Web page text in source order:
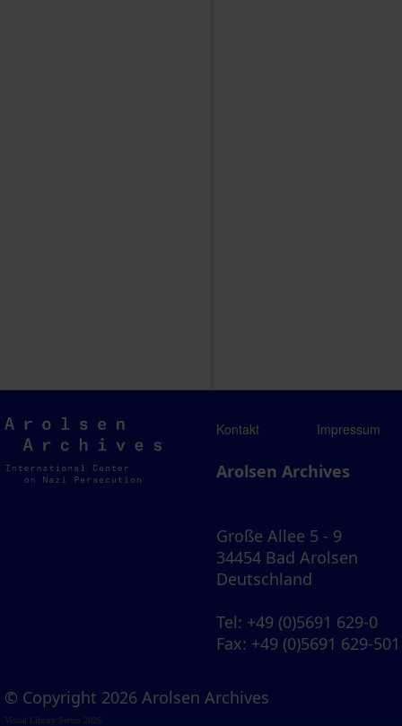
Arolsen
Archives
Kontakt Impressum
Arolsen Archives
Große Allee 5 - 9
34454 Bad Arolsen
Deutschland
Tel: +49 (0)5691 629-0
Fax: +49 (0)5691 629-501
© Copyright 2026 Arolsen Archives
Visual Library Server 2026